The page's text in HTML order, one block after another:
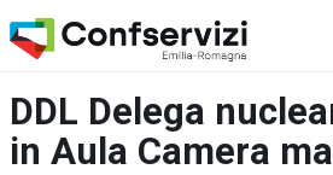
DDL Delega
in Aula Camera